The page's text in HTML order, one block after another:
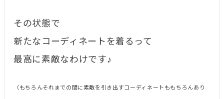
その状態で
新たなコーディネートを着るって
最高に素敵なわけです♪
（もちろんそれまでの間に素敵を引き出すコーディネートももちろんあり